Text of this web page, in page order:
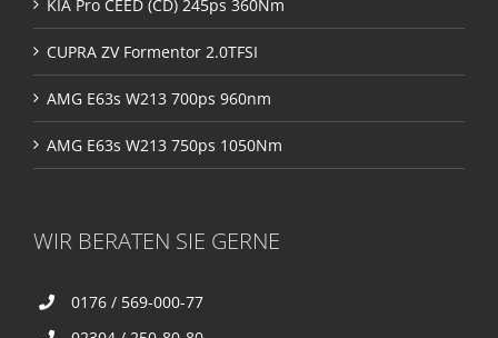
KIA Pro CEED (CD) 245ps 360Nm
CUPRA ZV Formentor 2.0TFSI
AMG E63s W213 700ps 960nm
AMG E63s W213 750ps 1050Nm
WIR BERATEN SIE GERNE
0176 / 569-000-77